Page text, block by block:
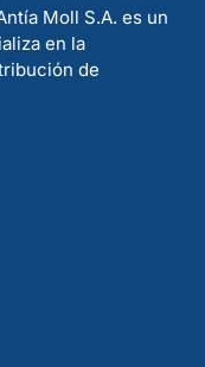
Moll S.A. es un
en la
de